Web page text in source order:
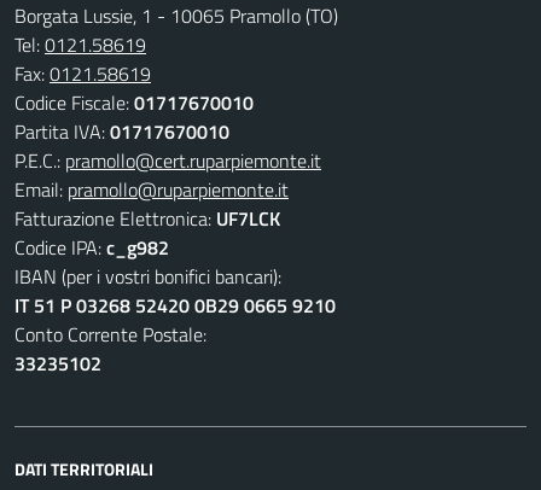
Borgata Lussie, 1 - 10065 Pramollo (TO)
Tel:0121.58619
Fax:0121.58619
Codice Fiscale:01717670010
Partita IVA:01717670010
P.E.C.: pramollo@cert.ruparpiemonte.it
Email: pramollo@ruparpiemonte.it
Fatturazione Elettronica: UF7LCK
Codice IPA:c_g982
IBAN (per i vostri bonifici bancari):
IT 51 P 03268 52420 0B29 0665 9210
Conto Corrente Postale:
33235102
DATI TERRITORIALI